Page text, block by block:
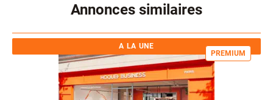
Annonces similaires
A LA UNE
PREMIUM